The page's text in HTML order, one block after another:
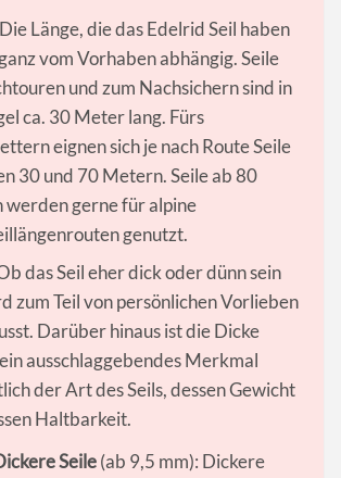
Länge, die das Edelrid Seil haben
vom Vorhaben abhängig. Seile
und zum Nachsichern sind in
ca. 30 Meter lang. Fürs
eignen sich je nach Route Seile
30 und 70 Metern. Seile ab 80
werden gerne für alpine
genutzt.
das Seil eher dick oder dünn sein
zum Teil von persönlichen Vorlieben
Darüber hinaus ist die Dicke
ausschlaggebendes Merkmal
der Art des Seils, dessen Gewicht
Haltbarkeit.
Seile(ab 9,5 mm): Dickere